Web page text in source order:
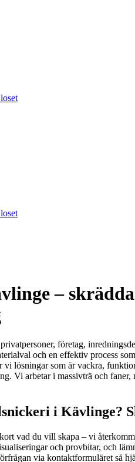
–
företag,
och en effektiv process
vi lösningar som är vackra,
Vi arbetar i massivträ och
i Kävlinge?
vad du vill skapa – vi
och provbitar, och
via kontaktformuläret så